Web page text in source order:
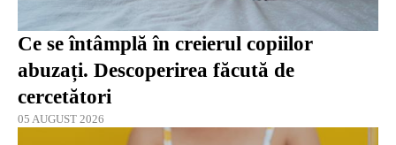
Ce se întâmplă în creierul copiilor
abuzați. Descoperirea făcută de
cercetători
05 AUGUST 2026